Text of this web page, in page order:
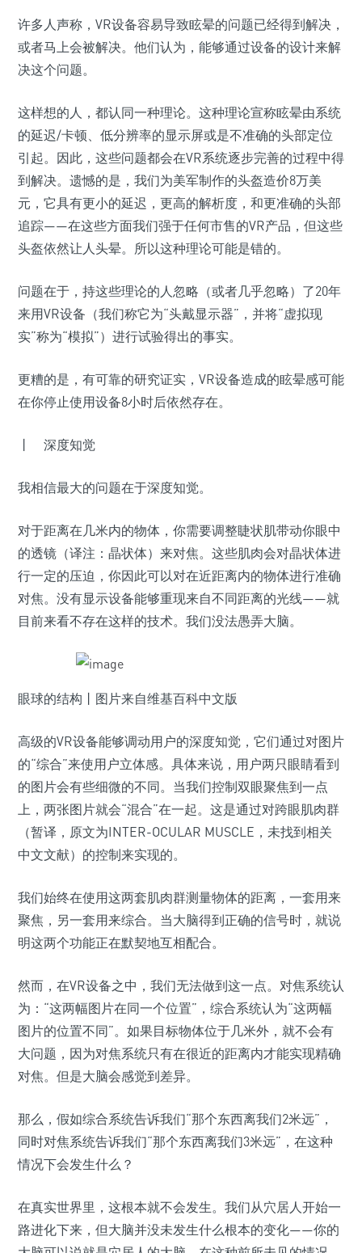
许多人声称，VR设备容易导致眩晕的问题已经得到解决，
或者马上会被解决。他们认为，能够通过设备的设计来解
决这个问题。
这样想的人，都认同一种理论。这种理论宣称眩晕由系统
的延迟/卡顿、低分辨率的显示屏或是不准确的头部定位
引起。因此，这些问题都会在VR系统逐步完善的过程中得
到解决。遗憾的是，我们为美军制作的头盔造价8万美
元，它具有更小的延迟，更高的解析度，和更准确的头部
追踪——在这些方面我们强于任何市售的VR产品，但这些
头盔依然让人头晕。所以这种理论可能是错的。
问题在于，持这些理论的人忽略（或者几乎忽略）了20年
来用VR设备（我们称它为“头戴显示器”，并将“虚拟现
实”称为“模拟”）进行试验得出的事实。
更糟的是，有可靠的研究证实，VR设备造成的眩晕感可能
在你停止使用设备8小时后依然存在。
丨 深度知觉
我相信最大的问题在于深度知觉。
对于距离在几米内的物体，你需要调整睫状肌带动你眼中
的透镜（译注：晶状体）来对焦。这些肌肉会对晶状体进
行一定的压迫，你因此可以对在近距离内的物体进行准确
对焦。没有显示设备能够重现来自不同距离的光线——就
目前来看不存在这样的技术。我们没法愚弄大脑。
眼球的结构丨图片来自维基百科中文版
高级的VR设备能够调动用户的深度知觉，它们通过对图片
的“综合”来使用户立体感。具体来说，用户两只眼睛看到
的图片会有些细微的不同。当我们控制双眼聚焦到一点
上，两张图片就会“混合”在一起。这是通过对跨眼肌肉群
（暂译，原文为INTER-OCULAR MUSCLE，未找到相关
中文文献）的控制来实现的。
我们始终在使用这两套肌肉群测量物体的距离，一套用来
聚焦，另一套用来综合。当大脑得到正确的信号时，就说
明这两个功能正在默契地互相配合。
然而，在VR设备之中，我们无法做到这一点。对焦系统认
为：“这两幅图片在同一个位置”，综合系统认为“这两幅
图片的位置不同”。如果目标物体位于几米外，就不会有
大问题，因为对焦系统只有在很近的距离内才能实现精确
对焦。但是大脑会感觉到差异。
那么，假如综合系统告诉我们“那个东西离我们2米远”，
同时对焦系统告诉我们“那个东西离我们3米远”，在这种
情况下会发生什么？
在真实世界里，这根本就不会发生。我们从穴居人开始一
路进化下来，但大脑并没未发生什么根本的变化——你的